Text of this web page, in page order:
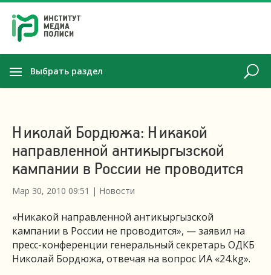
Выбрать раздел
Николай Бордюжа: Никакой
направленной антикыргызской
кампании в России не проводится
Мар 30, 2010 09:51 | Новости
«Никакой направленной антикыргызской
кампании в России не проводится», — заявил на
пресс-конференции генеральный секретарь ОДКБ
Николай Бордюжа, отвечая на вопрос ИА «24.kg».